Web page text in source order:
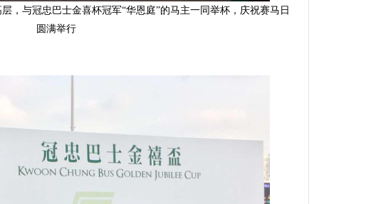
，与冠忠巴士金喜杯冠军“华恩庭”的马主一同举杯，庆祝赛马日
圆满举行